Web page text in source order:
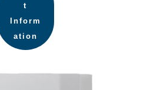
t
Inform
ation